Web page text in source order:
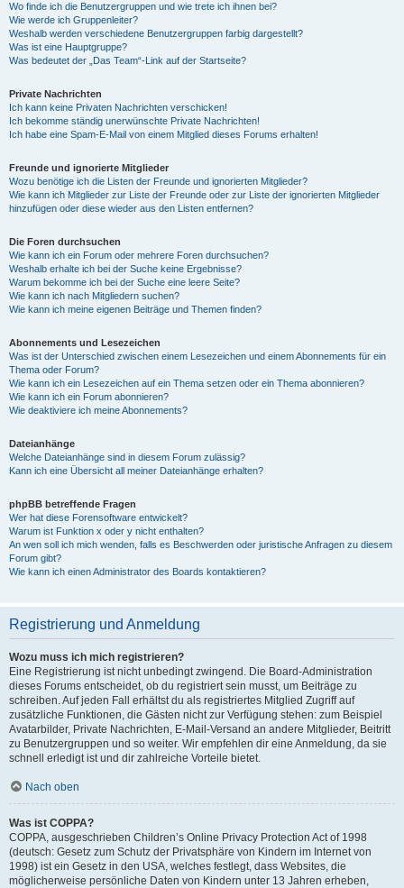
Wo finde ich die Benutzergruppen und wie trete ich ihnen bei?
Wie werde ich Gruppenleiter?
Weshalb werden verschiedene Benutzergruppen farbig dargestellt?
Was ist eine Hauptgruppe?
Was bedeutet der „Das Team“-Link auf der Startseite?
Private Nachrichten
Ich kann keine Privaten Nachrichten verschicken!
Ich bekomme ständig unerwünschte Private Nachrichten!
Ich habe eine Spam-E-Mail von einem Mitglied dieses Forums erhalten!
Freunde und ignorierte Mitglieder
Wozu benötige ich die Listen der Freunde und ignorierten Mitglieder?
Wie kann ich Mitglieder zur Liste der Freunde oder zur Liste der ignorierten Mitglieder
hinzufügen oder diese wieder aus den Listen entfernen?
Die Foren durchsuchen
Wie kann ich ein Forum oder mehrere Foren durchsuchen?
Weshalb erhalte ich bei der Suche keine Ergebnisse?
Warum bekomme ich bei der Suche eine leere Seite?
Wie kann ich nach Mitgliedern suchen?
Wie kann ich meine eigenen Beiträge und Themen finden?
Abonnements und Lesezeichen
Was ist der Unterschied zwischen einem Lesezeichen und einem Abonnements für ein
Thema oder Forum?
Wie kann ich ein Lesezeichen auf ein Thema setzen oder ein Thema abonnieren?
Wie kann ich ein Forum abonnieren?
Wie deaktiviere ich meine Abonnements?
Dateianhänge
Welche Dateianhänge sind in diesem Forum zulässig?
Kann ich eine Übersicht all meiner Dateianhänge erhalten?
phpBB betreffende Fragen
Wer hat diese Forensoftware entwickelt?
Warum ist Funktion x oder y nicht enthalten?
An wen soll ich mich wenden, falls es Beschwerden oder juristische Anfragen zu diesem
Forum gibt?
Wie kann ich einen Administrator des Boards kontaktieren?
Registrierung und Anmeldung
Wozu muss ich mich registrieren?
Eine Registrierung ist nicht unbedingt zwingend. Die Board-Administration
dieses Forums entscheidet, ob du registriert sein musst, um Beiträge zu
schreiben. Auf jeden Fall erhältst du als registriertes Mitglied Zugriff auf
zusätzliche Funktionen, die Gästen nicht zur Verfügung stehen: zum Beispiel
Avatarbilder, Private Nachrichten, E-Mail-Versand an andere Mitglieder, Beitritt
zu Benutzergruppen und so weiter. Wir empfehlen dir eine Anmeldung, da sie
schnell erledigt ist und dir zahlreiche Vorteile bietet.
Nach oben
Was ist COPPA?
COPPA, ausgeschrieben Children’s Online Privacy Protection Act of 1998
(deutsch: Gesetz zum Schutz der Privatsphäre von Kindern im Internet von
1998) ist ein Gesetz in den USA, welches festlegt, dass Websites, die
möglicherweise persönliche Daten von Kindern unter 13 Jahren erheben,